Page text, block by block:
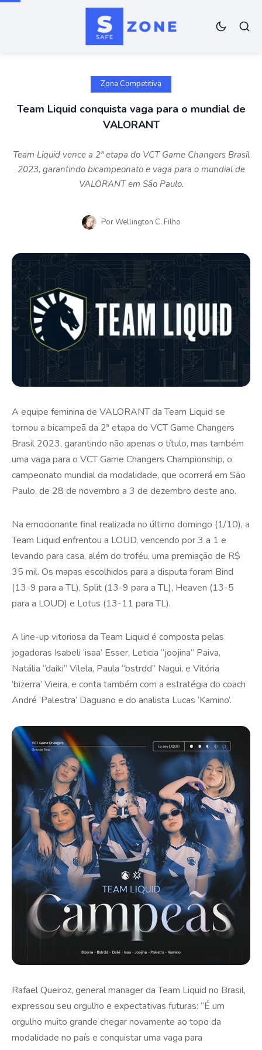
Zona Competitiva
Team Liquid conquista vaga para o mundial de
VALORANT
Team Liquid vence a 2ª etapa do VCT Game Changers Brasil
2023, garantindo bicampeonato e vaga para o mundial de
VALORANT em São Paulo.
PorWellington C. Filho
A equipe feminina de VALORANT da Team Liquid se
tornou a bicampeã da 2ª etapa do VCT Game Changers
Brasil 2023, garantindo não apenas o título, mas também
uma vaga para o VCT Game Changers Championship, o
campeonato mundial da modalidade, que ocorrerá em São
Paulo, de 28 de novembro a 3 de dezembro deste ano.
Na emocionante final realizada no último domingo (1/10), a
Team Liquid enfrentou a LOUD, vencendo por 3 a 1 e
levando para casa, além do troféu, uma premiação de R$
35 mil. Os mapas escolhidos para a disputa foram Bind
(13-9 para a TL), Split (13-9 para a TL), Heaven (13-5
para a LOUD) e Lotus (13-11 para TL).
A line-up vitoriosa da Team Liquid é composta pelas
jogadoras Isabeli ‘isaa’ Esser, Leticia “joojina” Paiva,
Natália “daiki” Vilela, Paula “bstrdd” Nagui, e Vitória
‘bizerra’ Vieira, e conta também com a estratégia do coach
André ‘Palestra’ Daguano e do analista Lucas ‘Kamino’.
Rafael Queiroz, general manager da Team Liquid no Brasil,
expressou seu orgulho e expectativas futuras: “É um
orgulho muito grande chegar novamente ao topo da
modalidade no país e conquistar uma vaga para